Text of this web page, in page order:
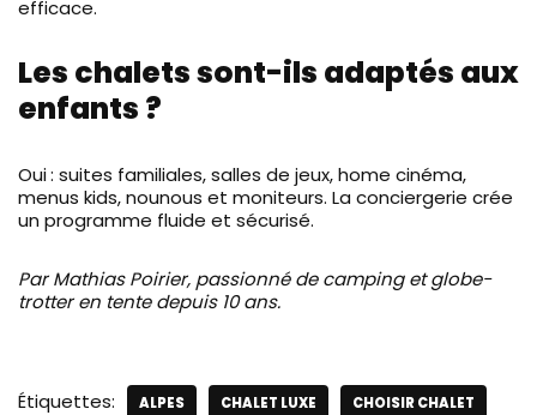
efficace.
Les chalets sont-ils adaptés aux
enfants ?
Oui : suites familiales, salles de jeux, home cinéma,
menus kids, nounous et moniteurs. La conciergerie crée
un programme fluide et sécurisé.
Par Mathias Poirier, passionné de camping et globe-
trotter en tente depuis 10 ans.
Étiquettes: ALPES CHALET LUXE CHOISIR CHALET